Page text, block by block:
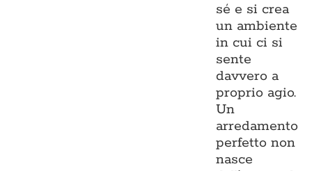
sé e si crea
un ambiente
in cui ci si
sente
davvero a
proprio agio.
Un
arredamento
perfetto non
nasce